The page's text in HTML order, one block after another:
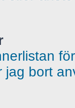
jag bort